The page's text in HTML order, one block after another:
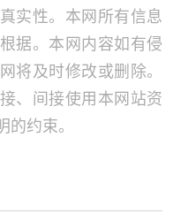
实性。本网所有信息
据。本网内容如有侵
将及时修改或删除。
、间接使用本网站资
的约束。